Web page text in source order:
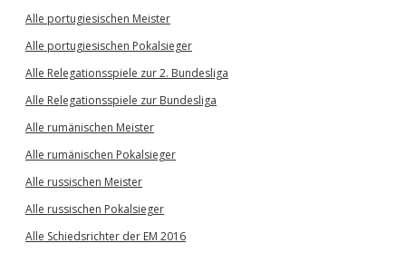
Alle portugiesischen Meister
Alle portugiesischen Pokalsieger
Alle Relegationsspiele zur 2. Bundesliga
Alle Relegationsspiele zur Bundesliga
Alle rumänischen Meister
Alle rumänischen Pokalsieger
Alle russischen Meister
Alle russischen Pokalsieger
Alle Schiedsrichter der EM 2016